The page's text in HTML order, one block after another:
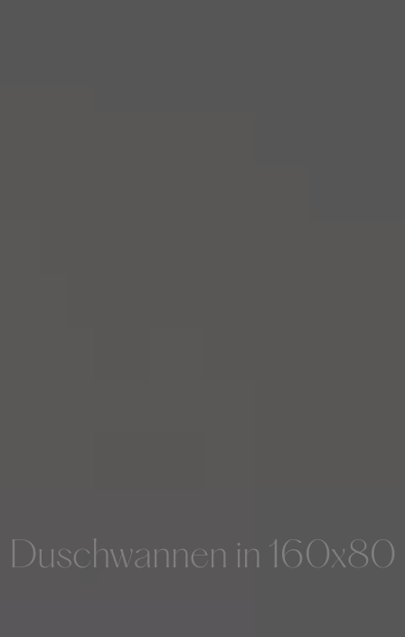
Duschwannen in 160x80